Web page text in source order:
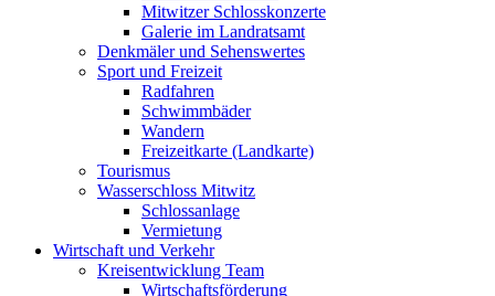
Mitwitzer Schlosskonzerte
Galerie im Landratsamt
Denkmäler und Sehenswertes
Sport und Freizeit
Radfahren
Schwimmbäder
Wandern
Freizeitkarte (Landkarte)
Tourismus
Wasserschloss Mitwitz
Schlossanlage
Vermietung
Wirtschaft und Verkehr
Kreisentwicklung Team
Wirtschaftsförderung